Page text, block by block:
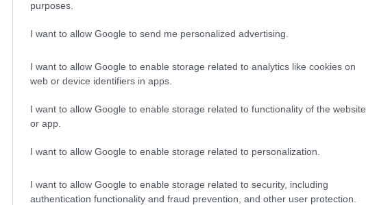
purposes.
I want to allow Google to send me personalized advertising.
I want to allow Google to enable storage related to analytics like cookies on
web or device identifiers in apps.
I want to allow Google to enable storage related to functionality of the website
or app.
I want to allow Google to enable storage related to personalization.
I want to allow Google to enable storage related to security, including
authentication functionality and fraud prevention, and other user protection.
on Instagram